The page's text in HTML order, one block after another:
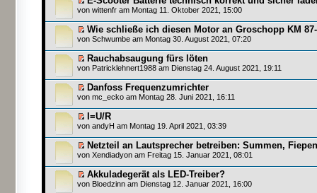
von wittenfr am Montag 11. Oktober 2021, 15:00
Wie schließe ich diesen Motor an Groschopp KM
von Schwumbe am Montag 30. August 2021, 07:20
Rauchabsaugung fürs löten
von Patricklehnert1988 am Dienstag 24. August 2021, 19:11
Danfoss Frequenzumrichter
von mc_ecko am Montag 28. Juni 2021, 16:11
I=U/R
von andyH am Montag 19. April 2021, 03:39
Netzteil an Lautsprecher betreiben: Summen,
von Xendiadyon am Freitag 15. Januar 2021, 08:01
Akkuladegerät als LED-Treiber?
von Bloedzinn am Dienstag 12. Januar 2021, 16:00